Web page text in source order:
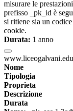
misurare le
prefisso _pk_id è
si ritiene sia un
cookie.
Durata: 1 anno
Nome
Tipologia
Proprieta
Descrizione
Durata